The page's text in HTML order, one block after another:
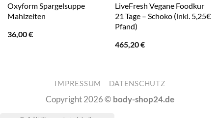
Oxyform Spargelsuppe
Mahlzeiten
36,00€
LiveFresh Vegane Foodkur
21 Tage – Schoko (inkl. 5,25€
Pfand)
465,20€
IMPRESSUM DATENSCHUTZ
Copyright 2026 © body-shop24.de